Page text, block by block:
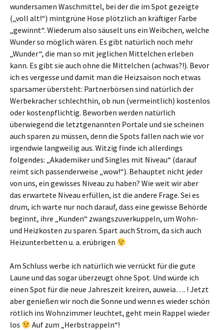
wundersamen Waschmittel, bei der die im Spot gezeigte
(„voll alt!“) mintgrüne Hose plötzlich an kräftiger Farbe
„gewinnt“. Wiederum also säuselt uns ein Weibchen, welche
Wunder so möglich wären. Es gibt natürlich noch mehr
„Wunder“, die man so mit jeglichen Mittelchen erleben
kann. Es gibt sie auch ohne die Mittelchen (achwas?!). Bevor
ich es vergesse und damit man die Heizsaison noch etwas
sparsamer übersteht: Partnerbörsen sind natürlich der
Werbekracher schlechthin, ob nun (vermeintlich) kostenlos
oder kostenpflichtig. Beworben werden natürlich
überwiegend die letztgenannten Portale und sie scheinen
auch sparen zu müssen, denn die Spots fallen nach wie vor
irgendwie langweilig aus. Witzig finde ich allerdings
folgendes: „Akademiker und Singles mit Niveau“ (darauf
reimt sich passenderweise „wow!“). Behauptet nicht jeder
von uns, ein gewisses Niveau zu haben? Wie weit wir aber
das erwartete Niveau erfüllen, ist die andere Frage. Sei es
drum, ich warte nur noch darauf, dass eine gewisse Behörde
beginnt, ihre „Kunden“ zwangszuverkuppeln, um Wohn-
und Heizkosten zu sparen. Spart auch Strom, da sich auch
Heizunterbetten u. a. erübrigen
Am Schluss werbe ich natürlich wie verrückt für die gute
Laune und das sogar überzeugt ohne Spot. Und würde ich
einen Spot für die neue Jahreszeit kreiren, auweia…. ! Jetzt
aber genießen wir noch die Sonne und wenn es wieder schön
rötlich ins Wohnzimmer leuchtet, geht mein Rappel wieder
los
Auf zum „Herbstrappeln“!